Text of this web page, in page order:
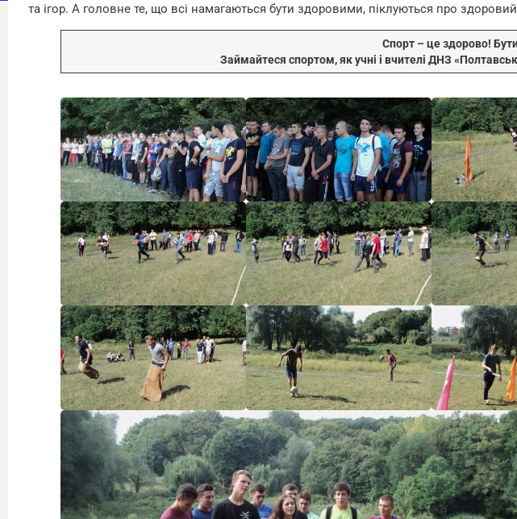
та ігор. А головне те, що всі намагаються бути здоровими, піклуються про
Спорт – це здорово!
Займайтеся спортом, як учні і вчителі ДНЗ